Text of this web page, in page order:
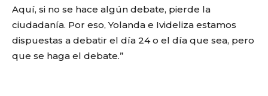
Aquí, si no se hace algún debate, pierde la
ciudadanía. Por eso, Yolanda e Ivideliza estamos
dispuestas a debatir el día 24 o el día que sea, pero
que se haga el debate.”